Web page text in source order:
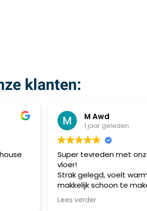
klanten:
M Awd
1 jaar geleden
Super tevreden met
vloer!
Strak gelegd, voelt
makkelijk schoon te
combinatie van stijl en
Aanrader!
Lees verder